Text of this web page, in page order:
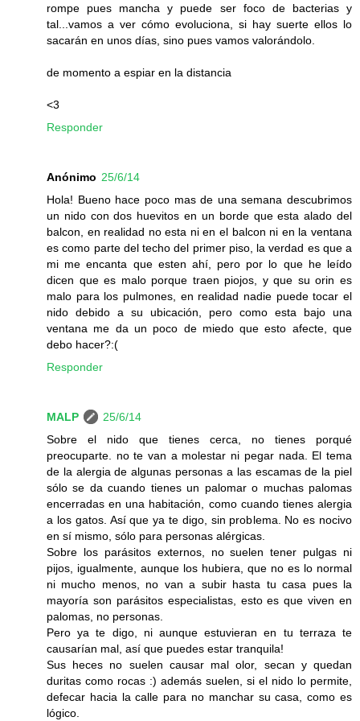
rompe pues mancha y puede ser foco de bacterias y
tal...vamos a ver cómo evoluciona, si hay suerte ellos lo
sacarán en unos días, sino pues vamos valorándolo.
de momento a espiar en la distancia
<3
Responder
Anónimo 25/6/14
Hola! Bueno hace poco mas de una semana descubrimos
un nido con dos huevitos en un borde que esta alado del
balcon, en realidad no esta ni en el balcon ni en la ventana
es como parte del techo del primer piso, la verdad es que a
mi me encanta que esten ahí, pero por lo que he leído
dicen que es malo porque traen piojos, y que su orin es
malo para los pulmones, en realidad nadie puede tocar el
nido debido a su ubicación, pero como esta bajo una
ventana me da un poco de miedo que esto afecte, que
debo hacer?:(
Responder
MALP
25/6/14
Sobre el nido que tienes cerca, no tienes porqué
preocuparte. no te van a molestar ni pegar nada. El tema
de la alergia de algunas personas a las escamas de la piel
sólo se da cuando tienes un palomar o muchas palomas
encerradas en una habitación, como cuando tienes alergia
a los gatos. Así que ya te digo, sin problema. No es nocivo
en sí mismo, sólo para personas alérgicas.
Sobre los parásitos externos, no suelen tener pulgas ni
pijos, igualmente, aunque los hubiera, que no es lo normal
ni mucho menos, no van a subir hasta tu casa pues la
mayoría son parásitos especialistas, esto es que viven en
palomas, no personas.
Pero ya te digo, ni aunque estuvieran en tu terraza te
causarían mal, así que puedes estar tranquila!
Sus heces no suelen causar mal olor, secan y quedan
duritas como rocas :) además suelen, si el nido lo permite,
defecar hacia la calle para no manchar su casa, como es
lógico.